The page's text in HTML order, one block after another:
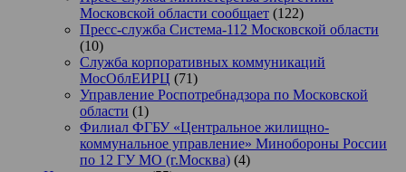
Московской области сообщает (122)
Пресс-служба Система-112 Московской области
(10)
Служба корпоративных коммуникаций
МосОблЕИРЦ (71)
Управление Роспотребнадзора по Московской
области (1)
Филиал ФГБУ «Центральное жилищно-
коммунальное управление» Минобороны России
по 12 ГУ МО (г.Москва) (4)